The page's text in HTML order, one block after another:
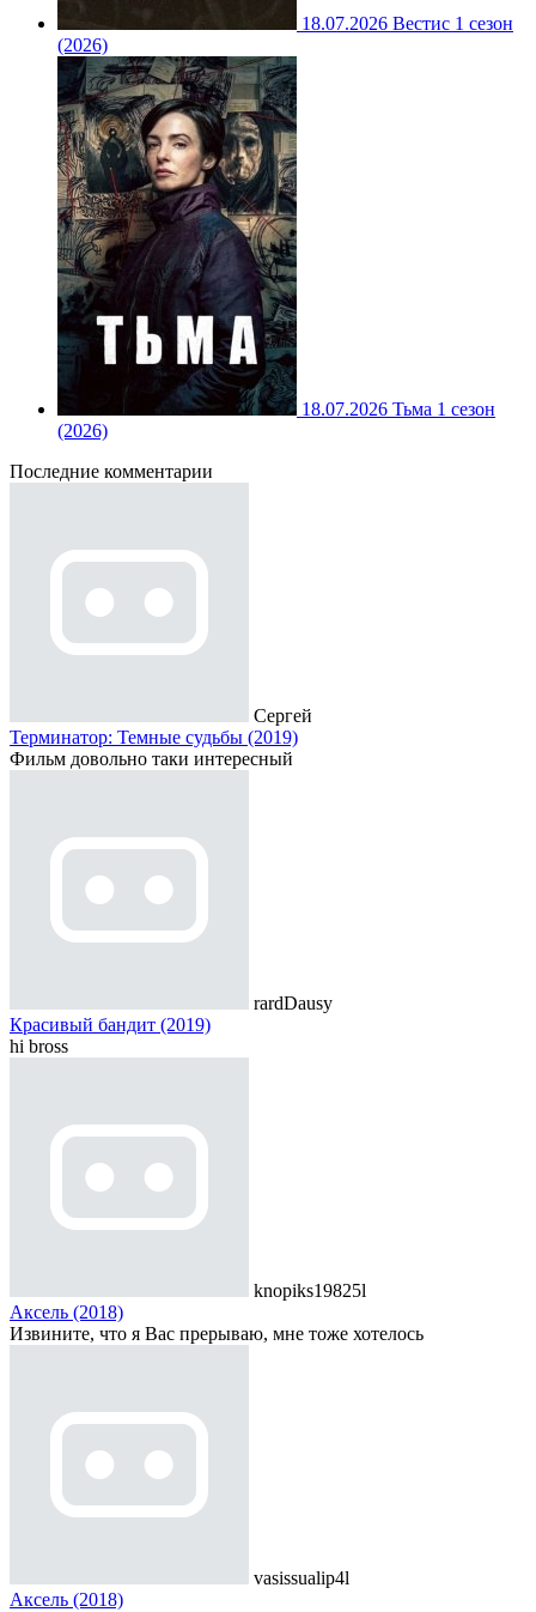
18.07.2026 Вестис 1 сезон
(2026)
18.07.2026 Тьма 1 сезон
(2026)
Последние комментарии
Сергей
Терминатор: Темные судьбы (2019)
Фильм довольно таки интересный
rardDausy
Красивый бандит (2019)
hi bross
knopiks19825l
Аксель (2018)
Извините, что я Вас прерываю, мне тоже хотелось
vasissualip4l
Аксель (2018)